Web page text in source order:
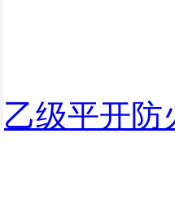
乙级平开防